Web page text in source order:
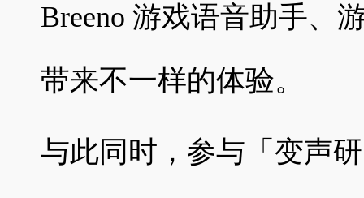
Breeno 游戏语音助手、
带来不一样的体验。
与此同时，参与「变声